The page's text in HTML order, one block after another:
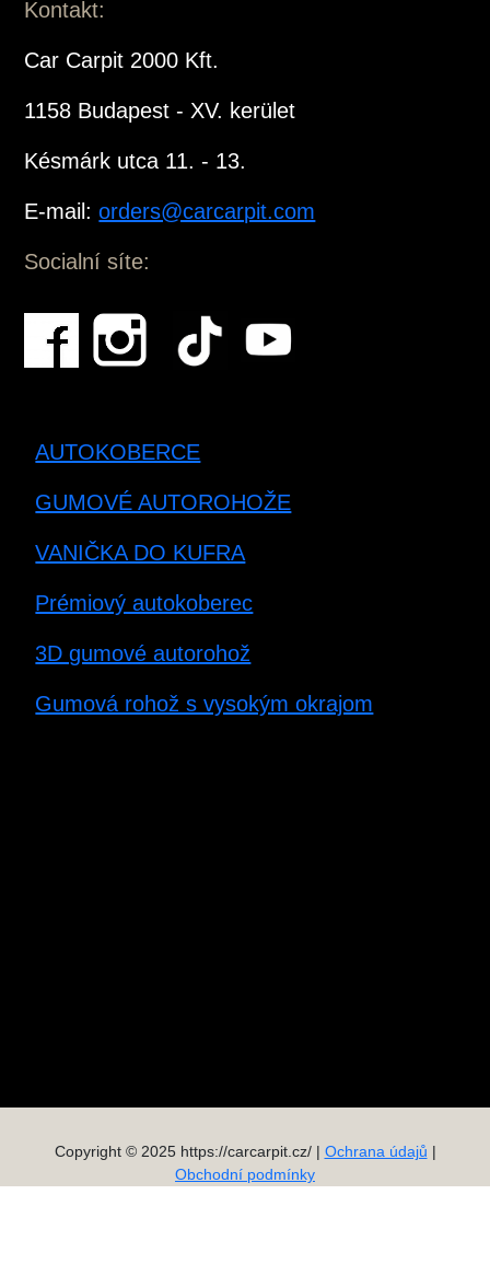
Kontakt:
Car Carpit 2000 Kft.
1158 Budapest - XV. kerület
Késmárk utca 11. - 13.
E-mail:orders@carcarpit.com
Socialní síte:
AUTOKOBERCE
GUMOVÉ AUTOROHOŽE
VANIČKA DO KUFRA
Prémiový autokoberec
3D gumové autorohož
Gumová rohož s vysokým okrajom
Copyright © 2025 https://carcarpit.cz/ | Ochrana údajů |
Obchodní podmínky